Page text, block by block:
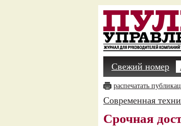
Свежий номер
распечатать
Современная
Срочная